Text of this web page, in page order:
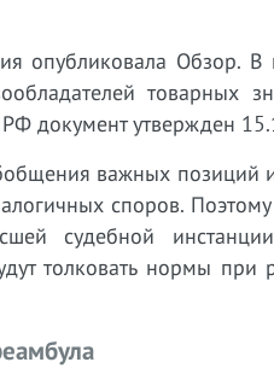
опубликовала
документ утвержден
важных позиций
споров.
судебной
толковать нормы